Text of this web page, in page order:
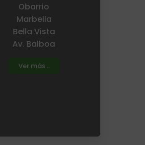
Obarrio
Marbella
Bella Vista
Av. Balboa
Ver más...